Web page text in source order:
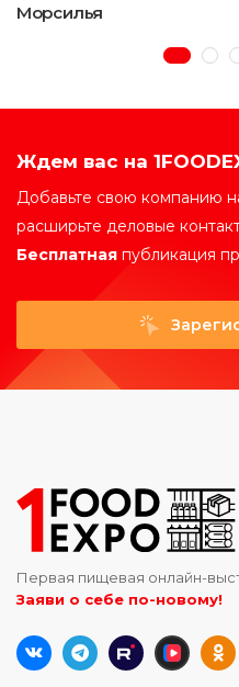
Морсилья
Ждем вас на
Добавьте свою компанию
расширьте деловые
Бесплатная публикация
Первая пищевая онлайн-
Заяви о себе по-новому!